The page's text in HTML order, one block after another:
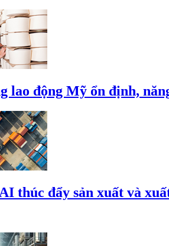
lao động Mỹ ổn định,
thúc đẩy sản xuất và